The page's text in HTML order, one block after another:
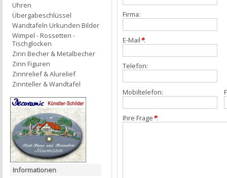
Firma:
E-Mail*:
Telefon:
Mobiltelefon:
Ihre Frage*:
Uhren
Übergabeschlüssel
Wandtafeln Urkunden Bilder
Wimpel - Rossetten -
Tischglocken
Zinn Becher & Metalbecher
Zinn Figuren
Zinnrelief & Alurelief
Zinnteller & Wandtafel
Informationen